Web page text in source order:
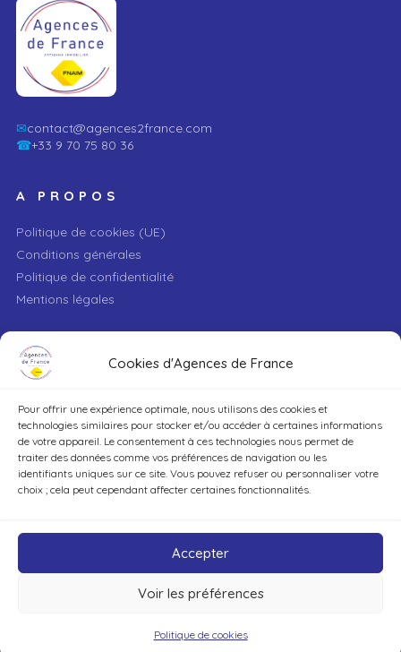
Cookies d'Agences de France
Pour offrir une expérience optimale, nous utilisons des cookies et
technologies similaires pour stocker et/ou accéder à certaines informations
de votre appareil. Le consentement à ces technologies nous permet de
traiter des données comme vos préférences de navigation ou les
identifiants uniques sur ce site. Vous pouvez refuser ou personnaliser votre
choix ; cela peut cependant affecter certaines fonctionnalités.
Accepter
Voir les préférences
Politique de cookies
✉contact@agences2france.com
☎+33 9 70 75 80 36
A PROPOS
Politique de cookies (UE)
Conditions générales
Politique de confidentialité
Mentions légales
VILLE
TYPE DE BIEN
DÉCOUVRIR